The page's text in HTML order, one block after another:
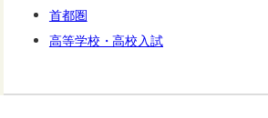
首都圏
高等学校・高校入試